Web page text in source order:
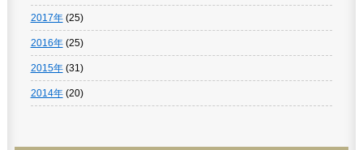
2017年(25)
2016年(25)
2015年(31)
2014年(20)